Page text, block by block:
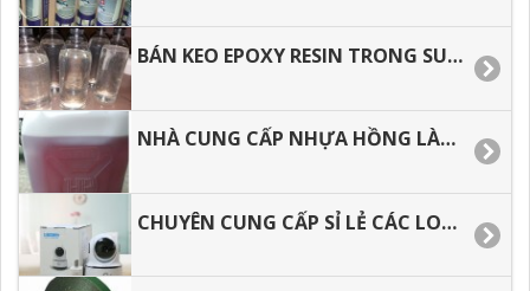
BÁN KEO EPOXY RESIN TRONG SUỐT ĐỔ BÀN, LÀM TRANG SỨC GIÁ TỐT
NHÀ CUNG CẤP NHỰA HỒNG LÀM KHUÔN, CHỐNG THẤM CAO CẤP.
CHUYÊN CUNG CẤP SỈ LẺ CÁC LOẠI CAMERA WIFI TRONG NHÀ HÌNH ẢNH SẮC NÉT.